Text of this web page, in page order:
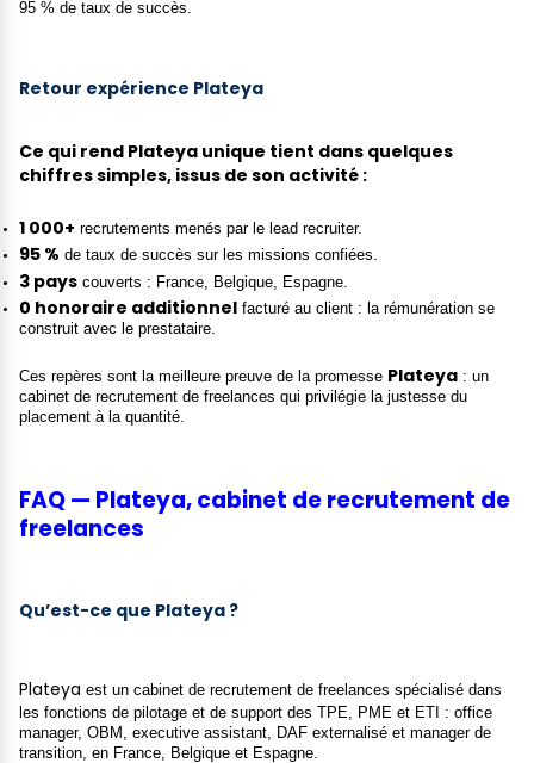
95 % de taux de succès.
Retour expérience Plateya
Ce qui rend Plateya unique tient dans quelques
chiffres simples, issus de son activité :
1 000+ recrutements menés par le lead recruiter.
95 % de taux de succès sur les missions confiées.
3 pays couverts : France, Belgique, Espagne.
0 honoraire additionnel facturé au client : la rémunération se
construit avec le prestataire.
Ces repères sont la meilleure preuve de la promesse Plateya : un
cabinet de recrutement de freelances qui privilégie la justesse du
placement à la quantité.
FAQ — Plateya, cabinet de recrutement de
freelances
Qu’est-ce que Plateya ?
Plateya est un cabinet de recrutement de freelances spécialisé dans
les fonctions de pilotage et de support des TPE, PME et ETI : office
manager, OBM, executive assistant, DAF externalisé et manager de
transition, en France, Belgique et Espagne.